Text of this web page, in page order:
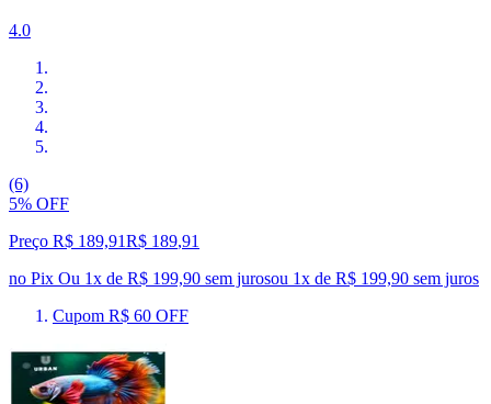
4.0
(6)
5% OFF
Preço R$ 189,91R$ 189,91
no Pix Ou 1x de R$ 199,90 sem jurosou 1x de R$ 199,90 sem juros
Cupom R$ 60 OFF